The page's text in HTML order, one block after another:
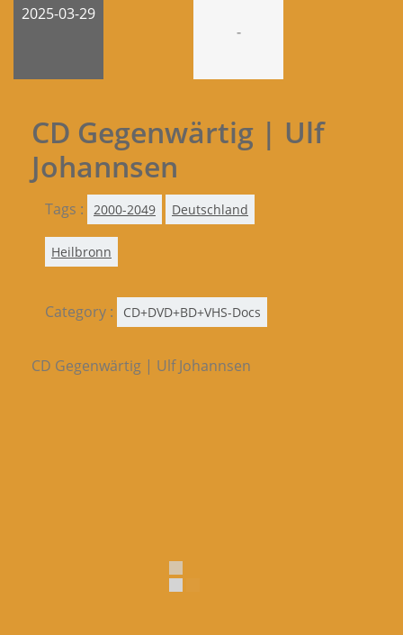
2025-03-29
-
CD Gegenwärtig | Ulf
Johannsen
Tags : 2000-2049 Deutschland
Heilbronn
Category : CD+DVD+BD+VHS-Docs
CD Gegenwärtig | Ulf Johannsen